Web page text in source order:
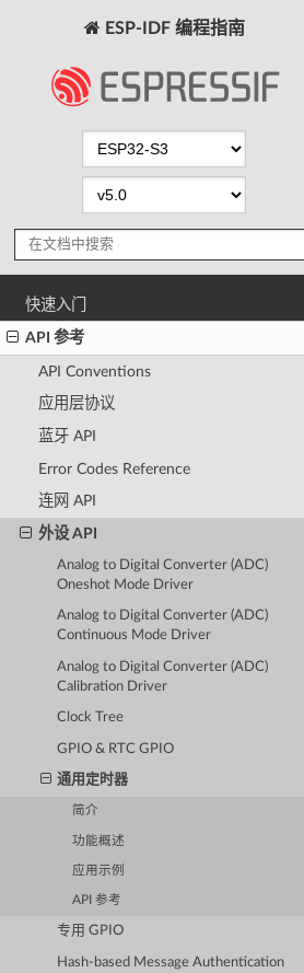
ESP-IDF 编程指南
快速入门
API 参考
API Conventions
应用层协议
蓝牙 API
Error Codes Reference
连网 API
外设 API
Analog to Digital Converter (ADC)
Oneshot Mode Driver
Analog to Digital Converter (ADC)
Continuous Mode Driver
Analog to Digital Converter (ADC)
Calibration Driver
Clock Tree
GPIO & RTC GPIO
通用定时器
简介
功能概述
应用示例
API 参考
专用 GPIO
Hash-based Message Authentication